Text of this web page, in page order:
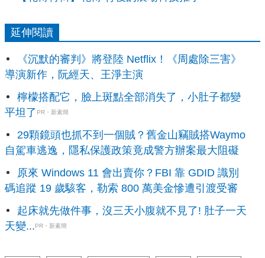
延伸閱讀
《沉默的審判》將登陸 Netflix！《周處除三害》
導演新作，阮經天、王淨主演
檸檬搭配它，臉上斑點全部消失了，小肚子都變
平坦了 PR・新素簡
29顆鏡頭也抓不到一個賊？舊金山竊賊搭Waymo
自駕車逃逸，隱私保護政策竟成警方辦案最大阻礙
原來 Windows 11 會出賣你？FBI 靠 GDID 識別
碼追蹤 19 歲駭客，勒索 800 萬美金慘遭引渡受審
起床就先做件事，沒三天小腹就不見了! 肚子一天
天變...PR・新素簡